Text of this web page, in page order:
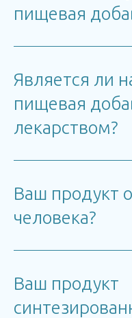
пищевая
Является ли
пищевая
лекарством?
Ваш продукт
человека?
Ваш продукт